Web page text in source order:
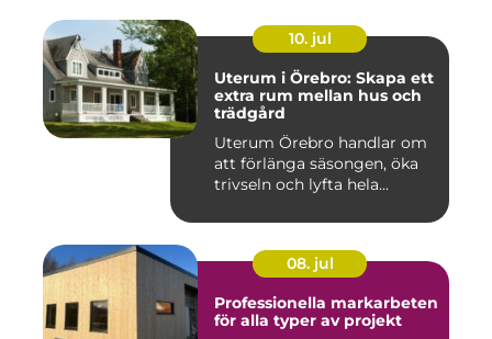
10. jul
Uterum i Örebro: Skapa ett
extra rum mellan hus och
trädgård
Uterum Örebro handlar om
att förlänga säsongen, öka
trivseln och lyfta hela...
08. jul
Professionella markarbeten
för alla typer av projekt